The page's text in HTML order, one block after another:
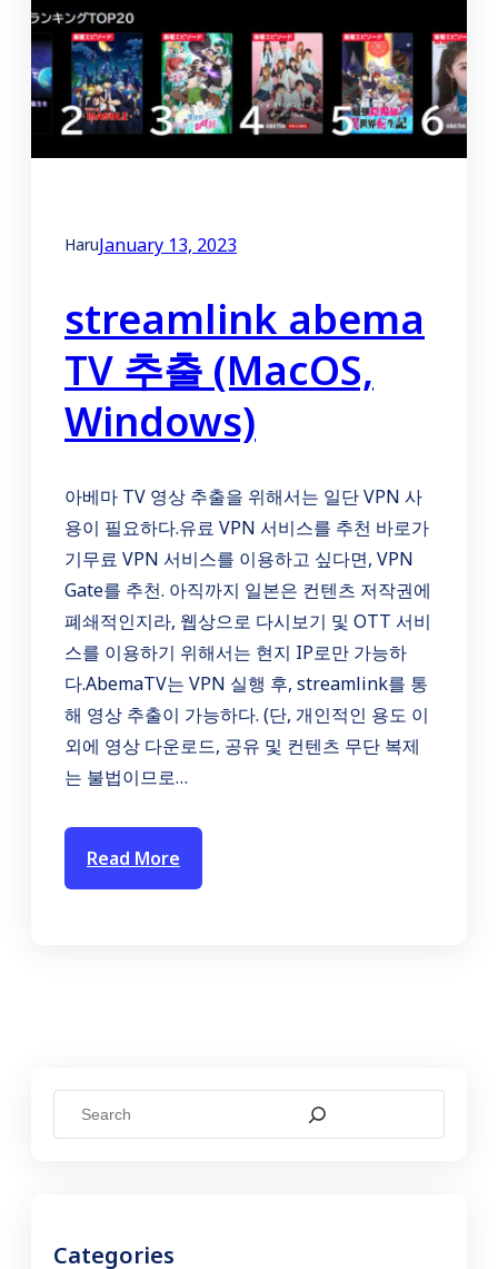
HaruJanuary 13, 2023
streamlink abema
TV 추출 (MacOS,
Windows)
아베마 TV 영상 추출을 위해서는 일단 VPN 사
용이 필요하다.유료 VPN 서비스를 추천 바로가
기무료 VPN 서비스를 이용하고 싶다면, VPN
Gate를 추천. 아직까지 일본은 컨텐츠 저작권에
폐쇄적인지라, 웹상으로 다시보기 및 OTT 서비
스를 이용하기 위해서는 현지 IP로만 가능하
다.AbemaTV는 VPN 실행 후, streamlink를 통
해 영상 추출이 가능하다. (단, 개인적인 용도 이
외에 영상 다운로드, 공유 및 컨텐츠 무단 복제
는 불법이므로…
Read More
e
h
Categories